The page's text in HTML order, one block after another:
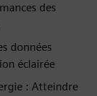
des
données
éclairée
: Atteindre